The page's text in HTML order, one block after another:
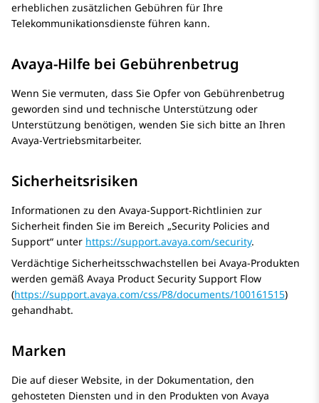
erheblichen zusätzlichen Gebühren für Ihre
Telekommunikationsdienste führen kann.
Avaya-Hilfe bei Gebührenbetrug
Wenn Sie vermuten, dass Sie Opfer von Gebührenbetrug
geworden sind und technische Unterstützung oder
Unterstützung benötigen, wenden Sie sich bitte an Ihren
Avaya-Vertriebsmitarbeiter.
Sicherheitsrisiken
Informationen zu den Avaya-Support-Richtlinien zur
Sicherheit finden Sie im Bereich „Security Policies and
Support“ unter https://support.avaya.com/security.
Verdächtige Sicherheitsschwachstellen bei Avaya-Produkten
werden gemäß Avaya Product Security Support Flow
(https://support.avaya.com/css/P8/documents/100161515)
gehandhabt.
Marken
Die auf dieser Website, in der Dokumentation, den
gehosteten Diensten und in den Produkten von Avaya